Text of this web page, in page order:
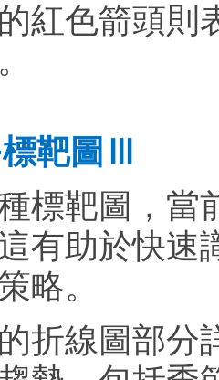
紅色箭頭則
靶圖Ⅲ
標靶圖，當
有助於快速
略。
折線圖部分